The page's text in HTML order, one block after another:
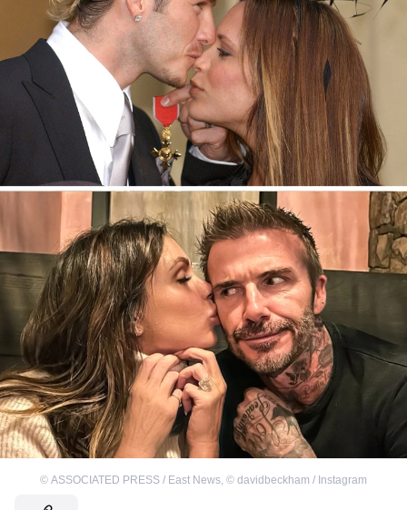
© ASSOCIATED PRESS / East News © davidbeckham / Instagram